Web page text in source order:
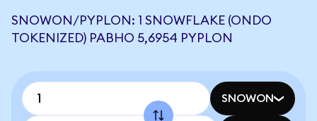
SNOWON/PYPLON: 1 SNOWFLAKE (ONDO
TOKENIZED) РАВНО 5,6954 PYPLON
SNOWON